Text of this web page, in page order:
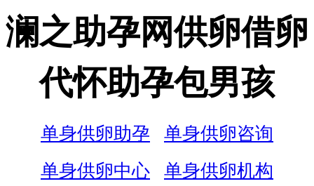
澜之助孕网供卵借卵
代怀助孕包男孩
单身供卵助孕
单身供卵咨询
单身供卵中心
单身供卵机构